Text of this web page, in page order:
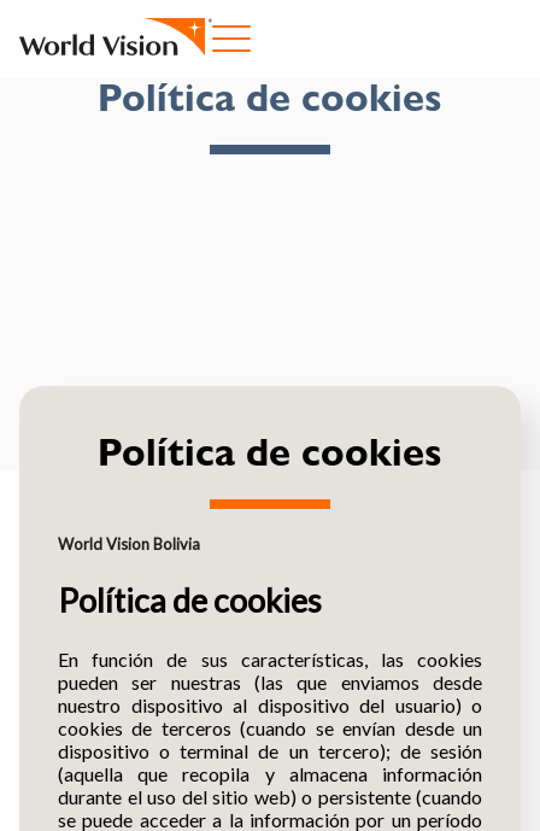
Política de cookies
Política de cookies
World Vision Bolivia
Política de cookies
En función de sus características, las cookies
pueden ser nuestras (las que enviamos desde
nuestro dispositivo al dispositivo del usuario) o
cookies de terceros (cuando se envían desde un
dispositivo o terminal de un tercero); de sesión
(aquella que recopila y almacena información
durante el uso del sitio web) o persistente (cuando
se puede acceder a la información por un período